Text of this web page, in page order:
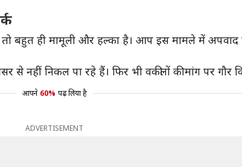
बहुत ही मामूली और हल्का है। आप इस मामले में
निकल पा रहे हैं। फिर भी वकीलों की मांग पर गौर
आपने 60% पढ़ लिया है
ADVERTISEMENT